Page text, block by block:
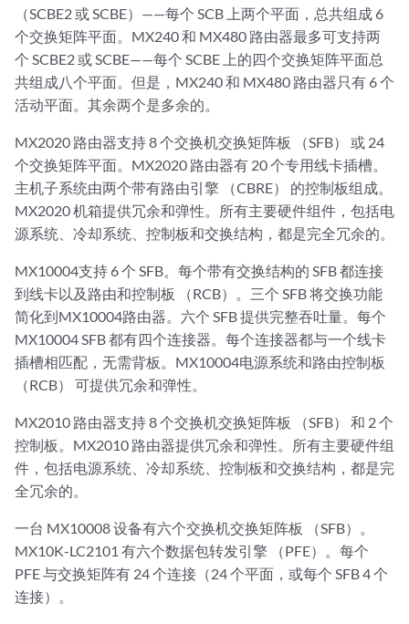
（SCBE2 或 SCBE）——每个 SCB 上两个平面，总共组成 6
个交换矩阵平面。MX240 和 MX480 路由器最多可支持两
个 SCBE2 或 SCBE——每个 SCBE 上的四个交换矩阵平面总
共组成八个平面。但是，MX240 和 MX480 路由器只有 6 个
活动平面。其余两个是多余的。
MX2020 路由器支持 8 个交换机交换矩阵板 （SFB） 或 24
个交换矩阵平面。MX2020 路由器有 20 个专用线卡插槽。
主机子系统由两个带有路由引擎 （CBRE） 的控制板组成。
MX2020 机箱提供冗余和弹性。所有主要硬件组件，包括电
源系统、冷却系统、控制板和交换结构，都是完全冗余的。
MX10004支持 6 个 SFB。每个带有交换结构的 SFB 都连接
到线卡以及路由和控制板 （RCB）。三个 SFB 将交换功能
简化到MX10004路由器。六个 SFB 提供完整吞吐量。每个
MX10004 SFB 都有四个连接器。每个连接器都与一个线卡
插槽相匹配，无需背板。MX10004电源系统和路由控制板
（RCB） 可提供冗余和弹性。
MX2010 路由器支持 8 个交换机交换矩阵板 （SFB） 和 2 个
控制板。MX2010 路由器提供冗余和弹性。所有主要硬件组
件，包括电源系统、冷却系统、控制板和交换结构，都是完
全冗余的。
一台 MX10008 设备有六个交换机交换矩阵板 （SFB）。
MX10K-LC2101 有六个数据包转发引擎 （PFE）。每个
PFE 与交换矩阵有 24 个连接（24 个平面，或每个 SFB 4 个
连接）。